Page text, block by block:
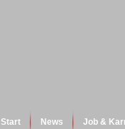
Start News Job &